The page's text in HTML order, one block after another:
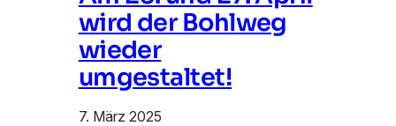
wird der Bohlweg
wieder
umgestaltet!
7. März 2025